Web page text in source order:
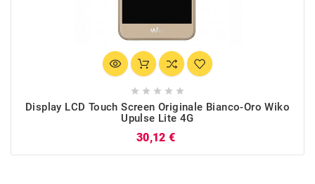
    
Display LCD Touch Screen Originale Bianco-Oro Wiko
Upulse Lite 4G
30,12 €